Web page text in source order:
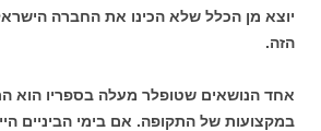
יוצא מן הכלל שלא הכינו את החברה
הזה.
אחד הנושאים שטופלר מעלה בספריו הוא
במקצועות של התקופה. אם בימי הביניים